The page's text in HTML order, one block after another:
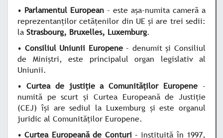
• Parlamentul European - este aşa-numita cameră a
reprezentanţilor cetăţenilor din UE şi are trei sedii:
la Strasbourg, Bruxelles, Luxemburg.
• Consiliul Uniunii Europene- denumit şi Consiliul
de Miniştri, este principalul organ legislativ al
Uniunii.
• Curtea de justiţie a Comunităţilor Europene -
numită pe scurt şi Curtea Europeană de Justiţie
(CEJ) îşi are sediul la Luxemburg şi este organul
juridic al Comunităţilor Europene.
•Curtea Europeană de Conturi– instituită în 1997,